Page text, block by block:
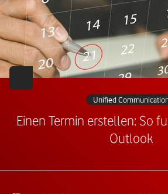
Unified
Einen Termin erstellen: So
Outlook